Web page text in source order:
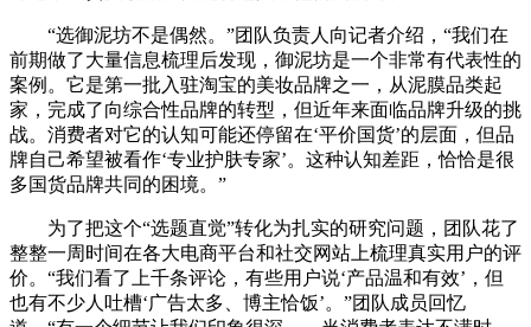
“选御泥坊不是偶然。”团队负责人向记者介绍，“我们在
前期做了大量信息梳理后发现，御泥坊是一个非常有代表性的
案例。它是第一批入驻淘宝的美妆品牌之一，从泥膜品类起
家，完成了向综合性品牌的转型，但近年来面临品牌升级的挑
战。消费者对它的认知可能还停留在‘平价国货’的层面，但品
牌自己希望被看作‘专业护肤专家’。这种认知差距，恰恰是很
多国货品牌共同的困境。”
为了把这个“选题直觉”转化为扎实的研究问题，团队花了
整整一周时间在各大电商平台和社交网站上梳理真实用户的评
价。“我们看了上千条评论，有些用户说‘产品温和有效’，但
也有不少人吐槽‘广告太多、博主恰饭’。”团队成员回忆